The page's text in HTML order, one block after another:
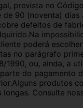
prevista no
de 90 (noventa)
defeitos de
poderá
no parágrafo
1990, ou, ainda, a
do pagamento
produtos
longas. Consulte